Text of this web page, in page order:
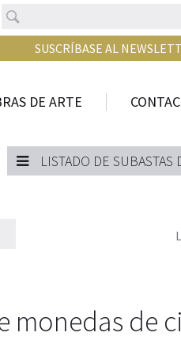
Buscar
SUSCRÍBASE AL
DE ARTE
LISTADO DE SUBASTAS
monedas de